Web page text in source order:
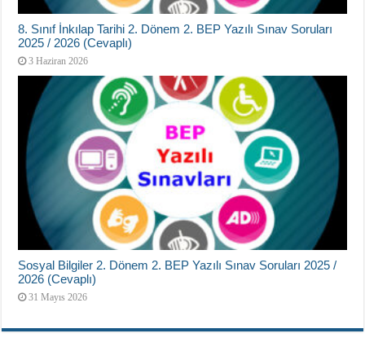
8. Sınıf İnkılap Tarihi 2. Dönem 2. BEP Yazılı Sınav Soruları
2025 / 2026 (Cevaplı)
3 Haziran 2026
Sosyal Bilgiler 2. Dönem 2. BEP Yazılı Sınav Soruları 2025 /
2026 (Cevaplı)
31 Mayıs 2026